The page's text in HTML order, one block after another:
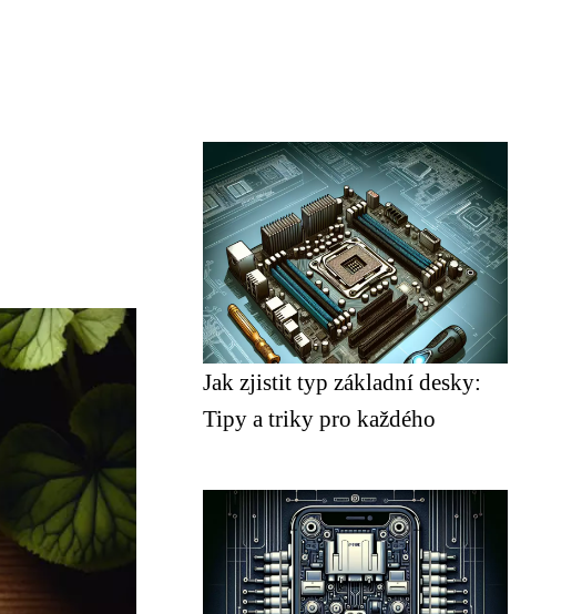
Jak zjistit typ základní desky:
Tipy a triky pro každého